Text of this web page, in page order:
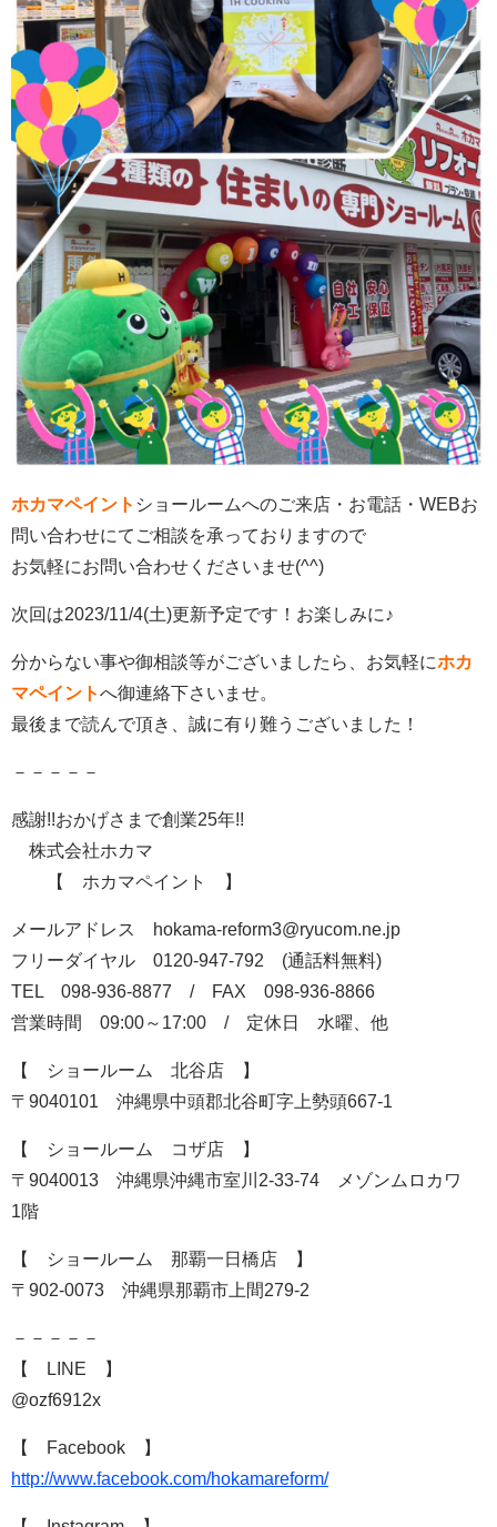
ホカマペイント ショールームへのご来店・お電話・WEBお
問い合わせにてご相談を承っておりますので
お気軽にお問い合わせくださいませ(^^)
次回は2023/11/4(土)更新予定です！お楽しみに♪
分からない事や御相談等がございましたら、お気軽にホカ
マペイントへ御連絡下さいませ。
最後まで読んで頂き、誠に有り難うございました！
－－－－－
感謝!!おかげさまで創業25年!!
株式会社ホカマ
【 ホカマペイント 】
メールアドレス hokama-reform3@ryucom.ne.jp
フリーダイヤル 0120-947-792 (通話料無料)
TEL 098-936-8877 / FAX 098-936-8866
営業時間 09:00～17:00 / 定休日 水曜、他
【 ショールーム 北谷店 】
〒9040101 沖縄県中頭郡北谷町字上勢頭667-1
【 ショールーム コザ店 】
〒9040013 沖縄県沖縄市室川2-33-74 メゾンムロカワ
1階
【 ショールーム 那覇一日橋店 】
〒902-0073 沖縄県那覇市上間279-2
－－－－－
【 LINE 】
@ozf6912x
【 Facebook 】
http://www.facebook.com/hokamareform/